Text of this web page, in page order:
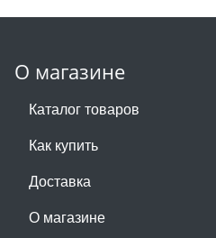
О магазине
Каталог товаров
Как купить
Доставка
О магазине